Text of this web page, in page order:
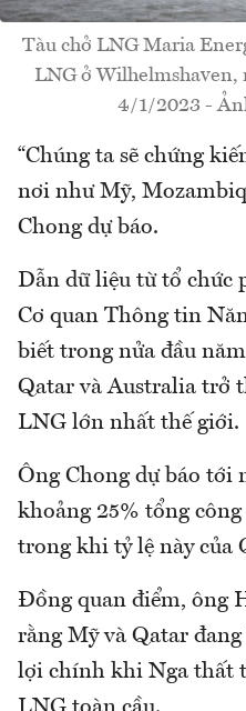
Tàu chở LNG Maria
LNG ở Wilhelmshaven,
4/1/2023 -
“Chúng ta sẽ chứng
nơi như Mỹ,
Chong dự báo.
Dẫn dữ liệu từ tổ chức
Cơ quan Thông tin
biết trong nửa đầu
Qatar và Australia trở
LNG lớn nhất thế giới.
Ông Chong dự báo tới
khoảng 25% tổng
trong khi tỷ lệ này của
Đồng quan điểm, ông
rằng Mỹ và Qatar
lợi chính khi Nga thất